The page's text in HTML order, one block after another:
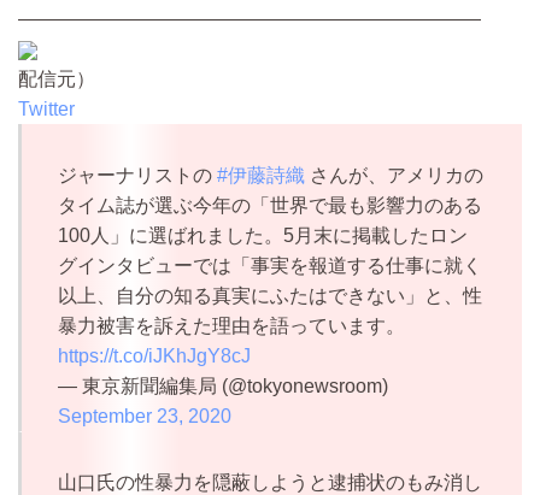
————————————————————————
配信元）
Twitter
ジャーナリストの #伊藤詩織 さんが、アメリカの
タイム誌が選ぶ今年の「世界で最も影響力のある
100人」に選ばれました。5月末に掲載したロン
グインタビューでは「事実を報道する仕事に就く
以上、自分の知る真実にふたはできない」と、性
暴力被害を訴えた理由を語っています。
https://t.co/iJKhJgY8cJ
— 東京新聞編集局 (@tokyonewsroom)
September 23, 2020
山口氏の性暴力を隠蔽しようと逮捕状のもみ消し